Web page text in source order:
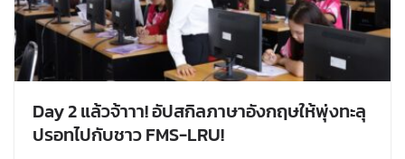
Day 2 แล้วจ้าาา! อัปสกิลภาษาอังกฤษให้พุ่งทะลุ
ปรอทไปกับชาว FMS-LRU!